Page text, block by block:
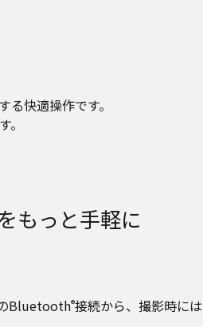
快適操作です。
もっと手軽に
Bluetooth®接続から、撮影時に